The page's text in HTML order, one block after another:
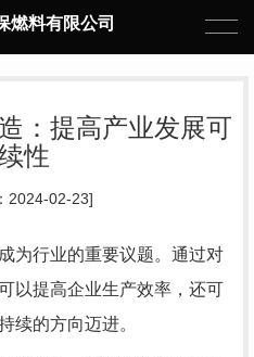
燃料有限公司
：提高产业发展可
性
2024-02-23]
为行业的重要议题。通过对
以提高企业生产效率，还可
续的方向迈进。